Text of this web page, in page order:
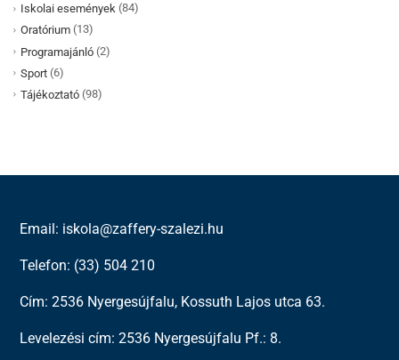
Iskolai események (84)
Oratórium (13)
Programajánló (2)
Sport (6)
Tájékoztató (98)
Email: iskola@zaffery-szalezi.hu
Telefon: (33) 504 210
Cím: 2536 Nyergesújfalu, Kossuth Lajos utca 63.
Levelezési cím: 2536 Nyergesújfalu Pf.: 8.